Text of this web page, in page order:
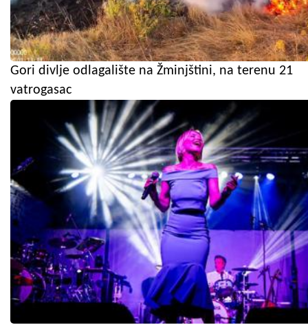
Gori divlje odlagalište na Žminjštini, na terenu 21
vatrogasac